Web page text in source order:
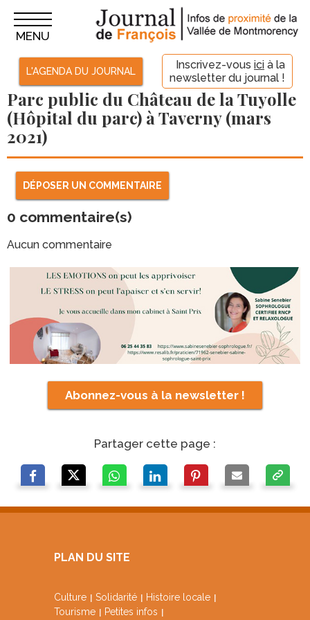
L'AGENDA DU JOURNAL Inscrivez-vous ici à la
newsletter du journal !
MENU
Parc public du Château de la Tuyolle
(Hôpital du parc) à Taverny (mars
2021)
DÉPOSER UN COMMENTAIRE
0 commentaire(s)
Aucun commentaire
Abonnez-vous à la newsletter !
Partager cette page :
PLAN DU SITE
Culture Solidarité
Histoire locale
Tourisme
Petites infos